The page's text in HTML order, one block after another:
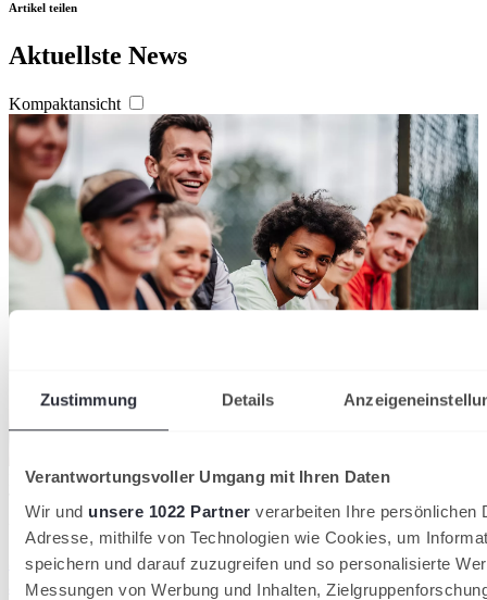
Zustimmung Details
Verantwortungsvoller Umgang mit Ihren Daten
Wir und unsere 1022 Partner verarbeiten Ihre persönlichen
Adresse, mithilfe von Technologien wie Cookies, um
speichern und darauf zuzugreifen und so personalisierte
Messungen von Werbung und Inhalten,
Artikel teilen
Aktuellste News
Kompaktansicht
Der DTB verzeichnet 2026 insgesamt 1.553.580 Mitglieder in 8.612
28/07/2026
36.000 neue Mitglieder: Tennis wächst 2026 stärker
als in den Vorjahren